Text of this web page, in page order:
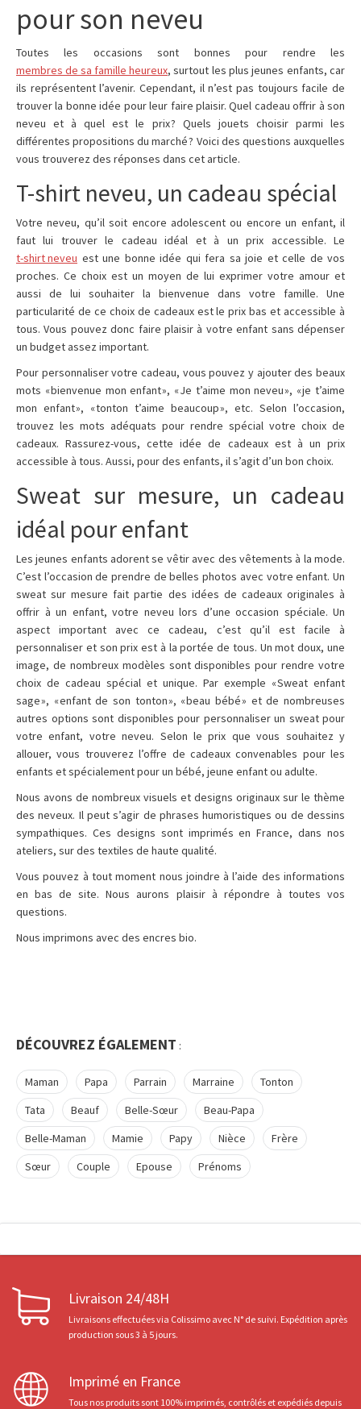
pour son neveu
Toutes les occasions sont bonnes pour rendre les
membres de sa famille heureux, surtout les plus jeunes enfants, car
ils représentent l’avenir. Cependant, il n’est pas toujours facile de
trouver la bonne idée pour leur faire plaisir. Quel cadeau offrir à son
neveu et à quel est le prix ? Quels jouets choisir parmi les
différentes propositions du marché ? Voici des questions auxquelles
vous trouverez des réponses dans cet article.
T-shirt neveu, un cadeau spécial
Votre neveu, qu’il soit encore adolescent ou encore un enfant, il
faut lui trouver le cadeau idéal et à un prix accessible. Le
t-shirt neveu est une bonne idée qui fera sa joie et celle de vos
proches. Ce choix est un moyen de lui exprimer votre amour et
aussi de lui souhaiter la bienvenue dans votre famille. Une
particularité de ce choix de cadeaux est le prix bas et accessible à
tous. Vous pouvez donc faire plaisir à votre enfant sans dépenser
un budget assez important.
Pour personnaliser votre cadeau, vous pouvez y ajouter des beaux
mots « bienvenue mon enfant », « Je t’aime mon neveu », « je t’aime
mon enfant », « tonton t’aime beaucoup », etc. Selon l’occasion,
trouvez les mots adéquats pour rendre spécial votre choix de
cadeaux. Rassurez-vous, cette idée de cadeaux est à un prix
accessible à tous. Aussi, pour des enfants, il s’agit d’un bon choix.
Sweat sur mesure, un cadeau
idéal pour enfant
Les jeunes enfants adorent se vêtir avec des vêtements à la mode.
C’est l’occasion de prendre de belles photos avec votre enfant. Un
sweat sur mesure fait partie des idées de cadeaux originales à
offrir à un enfant, votre neveu lors d’une occasion spéciale. Un
aspect important avec ce cadeau, c’est qu’il est facile à
personnaliser et son prix est à la portée de tous. Un mot doux, une
image, de nombreux modèles sont disponibles pour rendre votre
choix de cadeau spécial et unique. Par exemple « Sweat enfant
sage », « enfant de son tonton », « beau bébé » et de nombreuses
autres options sont disponibles pour personnaliser un sweat pour
votre enfant, votre neveu. Selon le prix que vous souhaitez y
allouer, vous trouverez l’offre de cadeaux convenables pour les
enfants et spécialement pour un bébé, jeune enfant ou adulte.
Nous avons de nombreux visuels et designs originaux sur le thème
des neveux. Il peut s’agir de phrases humoristiques ou de dessins
sympathiques. Ces designs sont imprimés en France, dans nos
ateliers, sur des textiles de haute qualité.
Vous pouvez à tout moment nous joindre à l’aide des informations
en bas de site. Nous aurons plaisir à répondre à toutes vos
questions.
Nous imprimons avec des encres bio.
DÉCOUVREZ ÉGALEMENT :
Maman Papa Parrain Marraine
Tonton
Tata
Beauf Belle-Sœur
Beau-Papa
Belle-Maman
Mamie Papy Nièce
Frère
Sœur
Couple Epouse Prénoms
Livraison 24/48H
Livraisons effectuées via Colissimo avec N° de suivi. Expédition après
production sous 3 à 5 jours.
Imprimé en France
Tous nos produits sont 100% imprimés, contrôlés et expédiés depuis